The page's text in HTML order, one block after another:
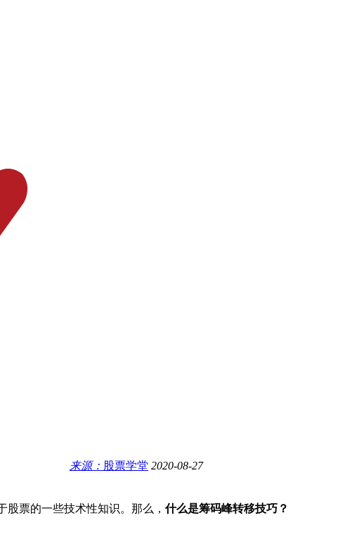
来源： 股票学堂 2020-08-27
票的一些技术性知识。那么， 什么是筹码峰转移技巧？